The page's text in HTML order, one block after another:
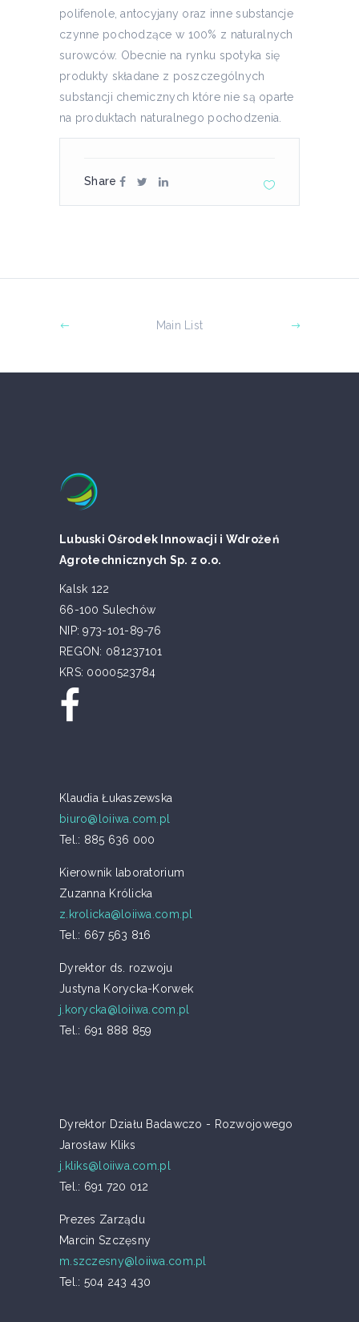
polifenole, antocyjany oraz inne substancje
czynne pochodzące w 100% z naturalnych
surowców. Obecnie na rynku spotyka się
produkty składane z poszczególnych
substancji chemicznych które nie są oparte
na produktach naturalnego pochodzenia.
Share
Main List
Lubuski Ośrodek Innowacji i Wdrożeń
Agrotechnicznych Sp. z o.o.
Kalsk 122
66-100 Sulechów
NIP: 973-101-89-76
REGON: 081237101
KRS: 0000523784
Klaudia Łukaszewska
biuro@loiiwa.com.pl
Tel.: 885 636 000
Kierownik laboratorium
Zuzanna Królicka
z.krolicka@loiiwa.com.pl
Tel.: 667 563 816
Dyrektor ds. rozwoju
Justyna Korycka-Korwek
j.korycka@loiiwa.com.pl
Tel.: 691 888 859
Dyrektor Działu Badawczo - Rozwojowego
Jarosław Kliks
j.kliks@loiiwa.com.pl
Tel.: 691 720 012
Prezes Zarządu
Marcin Szczęsny
m.szczesny@loiiwa.com.pl
Tel.: 504 243 430